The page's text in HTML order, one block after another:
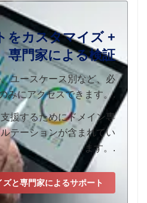
をカスタマイズ +
専門家による検証
ユースケース別など、必
みにアクセスできます。.
援するためにドメイン専
テーションが含まれてい
ます。.
ズと専門家によるサポート